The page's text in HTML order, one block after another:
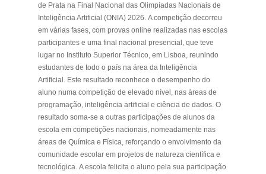
de Prata na Final Nacional das Olimpíadas Nacionais de
Inteligência Artificial (ONIA) 2026. A competição decorreu
em várias fases, com provas online realizadas nas escolas
participantes e uma final nacional presencial, que teve
lugar no Instituto Superior Técnico, em Lisboa, reunindo
estudantes de todo o país na área da Inteligência
Artificial. Este resultado reconhece o desempenho do
aluno numa competição de elevado nível, nas áreas de
programação, inteligência artificial e ciência de dados. O
resultado soma-se a outras participações de alunos da
escola em competições nacionais, nomeadamente nas
áreas de Química e Física, reforçando o envolvimento da
comunidade escolar em projetos de natureza científica e
tecnológica. A escola felicita o aluno pela sua participação